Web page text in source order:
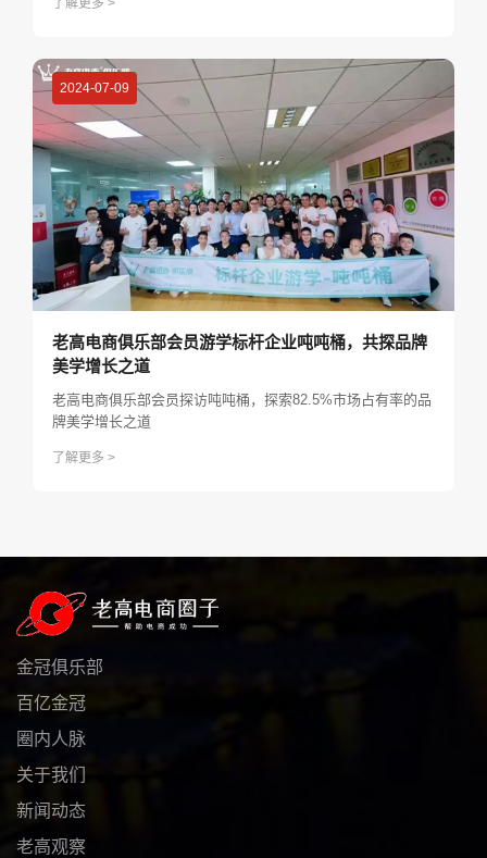
了解更多 >
2024-07-09
老高电商俱乐部会员游学标杆企业吨吨桶，共探品牌
美学增长之道
老高电商俱乐部会员探访吨吨桶，探索82.5%市场占有率的品
牌美学增长之道
了解更多 >
金冠俱乐部
百亿金冠
圈内人脉
关于我们
新闻动态
老高观察